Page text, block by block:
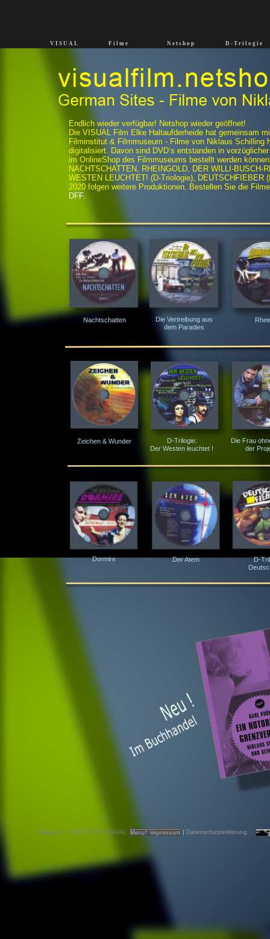
V I S U A L F i l m e N e t s h o p D - T r i l o g i e
V I S U A L F i l m e N e t s h o p D - T r i l o g i e
Nachtschatten
Die Vertreibung aus
dem Paradies
Zeichen & Wunder D-Trilogie:
Der Westen leuchtet !
Die Frau
der
Dormire Der Atem D-
Copyright © 1997-2016 VISUAL | Datenschutzerklärung -
Endlich wieder verfügbar! Netshop wieder geöffnet!
Die VISUAL Film Elke Haltaufderheide hat gemeinsam
Filminstitut & Filmmuseum - Filme von Niklaus Schilling
digitalisiert. Davon sind DVD’s entstanden in
im OnlineShop des Filmmuseums bestellt werden
NACHTSCHATTEN, RHEINGOLD, DER WILLI-BUSCH-
WESTEN LEUCHTET! (D-Triologie), DEUTSCHFIEBER
2020 folgen weitere Produktionen. Bestellen Sie die
DFF.